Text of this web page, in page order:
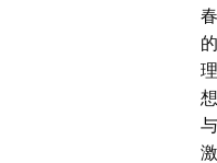
春
的
理
想
与
激